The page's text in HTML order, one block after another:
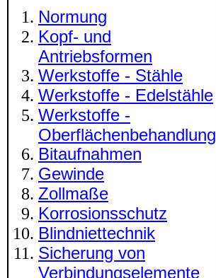
Normung
Kopf- und
Antriebsformen
Werkstoffe - Stähle
Werkstoffe - Edelstähle
Werkstoffe -
Oberflächenbehandlung
Bitaufnahmen
Gewinde
Zollmaße
Korrosionsschutz
Blindniettechnik
Sicherung von
Verbindungselemente